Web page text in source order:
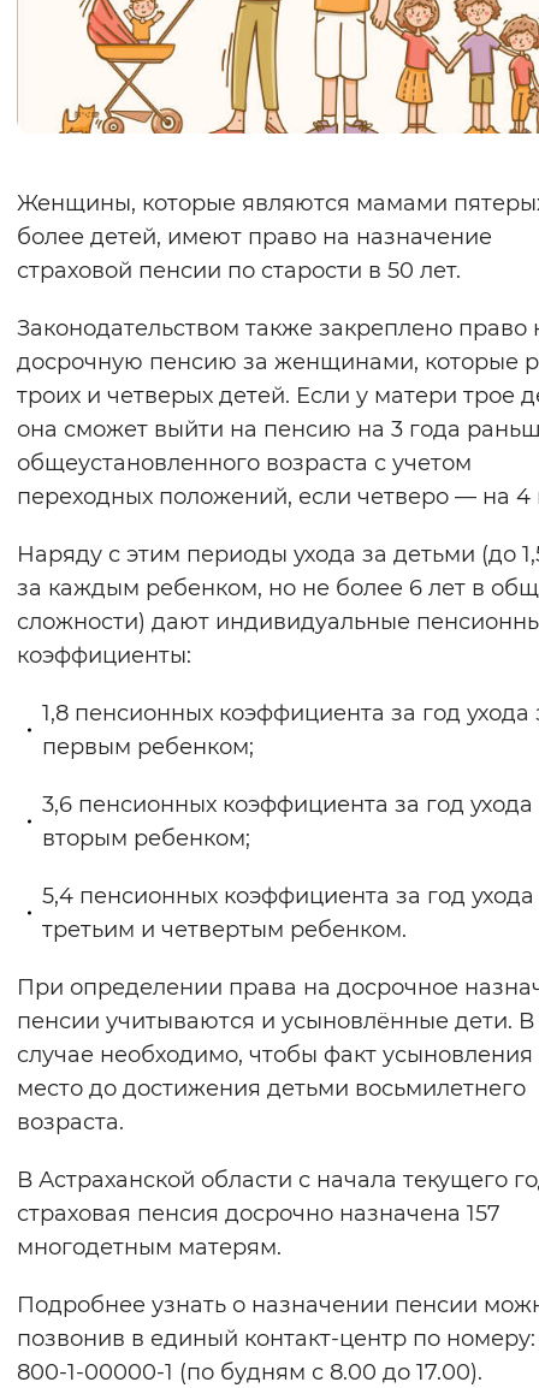
Изображения
Включены Выключены
Звуковой ассистент
Вернуть стандартные настройки
Женщины, которые являются мамами
более детей, имеют право на назначение
страховой пенсии по старости в 50 лет.
Законодательством также закреплено право
досрочную пенсию за женщинами, которые
троих и четверых детей. Если у матери трое
она сможет выйти на пенсию на 3 года
общеустановленного возраста с учетом
переходных положений, если четверо — на 4
Наряду с этим периоды ухода за детьми (до
за каждым ребенком, но не более 6 лет в
сложности) дают индивидуальные
коэффициенты:
1,8 пенсионных коэффициента за год ухода
первым ребенком;
3,6 пенсионных коэффициента за год ухода
вторым ребенком;
5,4 пенсионных коэффициента за год ухода
третьим и четвертым ребенком.
При определении права на досрочное
пенсии учитываются и усыновлённые дети. В
случае необходимо, чтобы факт
место до достижения детьми восьмилетнего
возраста.
В Астраханской области с начала текущего
страховая пенсия досрочно назначена 157
многодетным матерям.
Подробнее узнать о назначении пенсии
позвонив в единый контакт-центр по
800-1-00000-1 (по будням с 8.00 до 17.00).